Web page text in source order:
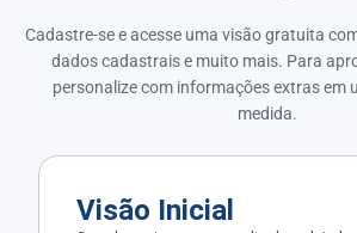
Cadastre-se e acesse uma visão gratuita
dados cadastrais e muito mais. Para
personalize com informações extras em
medida.
Visão Inicial